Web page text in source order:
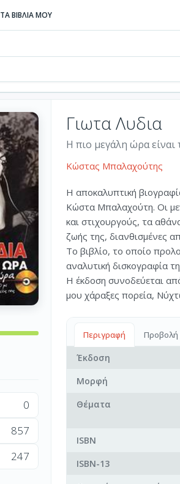
ΤΑ ΒΙΒΛΙΑ ΜΟΥ
0
857
247
Γιωτα Λυδια
Η πιο μεγάλη ώρα είναι
Κώστας Μπαλαχούτης
Η αποκαλυπτική
Κώστα Μπαλαχούτη. Οι
και στιχουργούς, τα
ζωής της, διανθισμένες
Το βιβλίο, το οποίο
αναλυτική δισκογραφία
Η έκδοση συνοδεύεται
μου χάραξες πορεία,
Περιγραφή Προβολή
Έκδοση
Μορφή
Θέματα
ISBN
ISBN-13